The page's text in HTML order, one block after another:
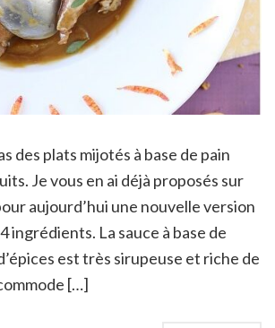
des plats mijotés à base de pain
Je vous en ai déjà proposés sur
aujourd’hui une nouvelle version
ingrédients. La sauce à base de
est très sirupeuse et riche de
[…]